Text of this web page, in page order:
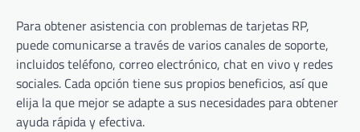
Para obtener asistencia con problemas de tarjetas RP,
puede comunicarse a través de varios canales de soporte,
incluidos teléfono, correo electrónico, chat en vivo y redes
sociales. Cada opción tiene sus propios beneficios, así que
elija la que mejor se adapte a sus necesidades para obtener
ayuda rápida y efectiva.